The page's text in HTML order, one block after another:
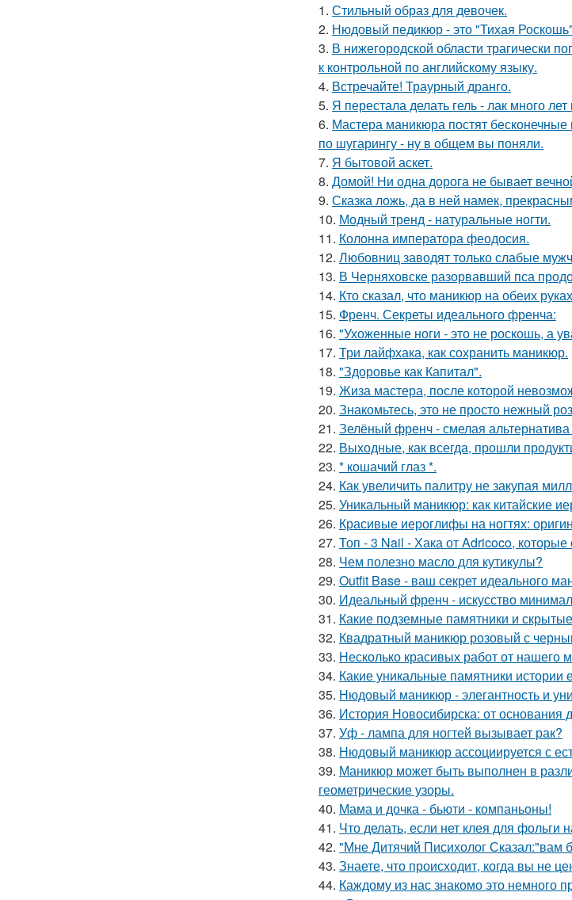
1. Стильный образ для девочек.
2. Нюдовый педикюр - это "Тихая
3. В нижегородской области трагически
к контрольной по английскому языку.
4. Встречайте! Траурный дранго.
5. Я перестала делать гель - лак много лет
6. Мастера маникюра постят
по шугарингу - ну в общем вы поняли.
7. Я бытовой аскет.
8. Домой! Ни одна дорога не бывает
9. Сказка ложь, да в ней намек,
10. Модный тренд - натуральные ногти.
11. Колонна императора феодосия.
12. Любовниц заводят только слабые
13. В Черняховске разорвавший пса
14. Кто сказал, что маникюр на обеих
15. Френч. Секреты идеального френча:
16. "Ухоженные ноги - это не роскошь, а
17. Три лайфхака, как сохранить маникюр.
18. "Здоровье как Капитал".
19. Жиза мастера, после которой
20. Знакомьтесь, это не просто нежный
21. Зелёный френч - смелая альтернатива
22. Выходные, как всегда, прошли
23. * кошачий глаз *.
24. Как увеличить палитру не закупая
25. Уникальный маникюр: как китайские
26. Красивые иероглифы на ногтях:
27. Топ - 3 Nail - Хака от Adricoco,
28. Чем полезно масло для кутикулы?
29. Outfit Base - ваш секрет идеального
30. Идеальный френч - искусство
31. Какие подземные памятники и
32. Квадратный маникюр розовый с
33. Несколько красивых работ от нашего
34. Какие уникальные памятники истории
35. Нюдовый маникюр - элегантность и
36. История Новосибирска: от основания
37. Уф - лампа для ногтей вызывает рак?
38. Нюдовый маникюр ассоциируется с
39. Маникюр может быть выполнен в
геометрические узоры.
40. Мама и дочка - бьюти - компаньоны!
41. Что делать, если нет клея для фольги
42. "Мне Дитячий Писихолог Сказал:"вам
43. Знаете, что происходит, когда вы не
44. Каждому из нас знакомо это немного